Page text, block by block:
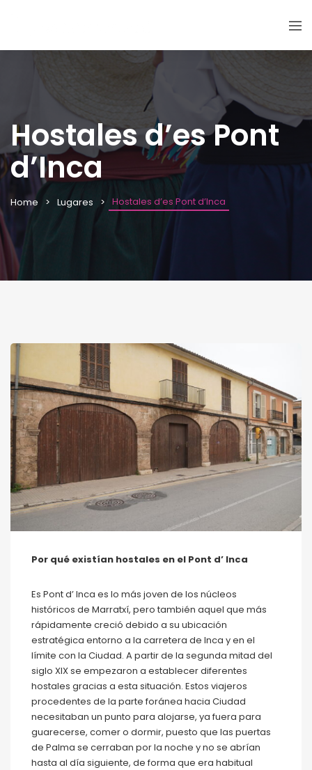
Hostales d’es Pont
d’Inca
Home Lugares Hostales d’es Pont d’Inca
Por qué existían hostales en el Pont d’ Inca
Es Pont d’ Inca es lo más joven de los núcleos
históricos de Marratxí, pero también aquel que más
rápidamente creció debido a su ubicación
estratégica entorno a la carretera de Inca y en el
límite con la Ciudad. A partir de la segunda mitad del
siglo XIX se empezaron a establecer diferentes
hostales gracias a esta situación. Estos viajeros
procedentes de la parte foránea hacia Ciudad
necesitaban un punto para alojarse, ya fuera para
guarecerse, comer o dormir, puesto que las puertas
de Palma se cerraban por la noche y no se abrían
hasta al día siguiente, de forma que era habitual